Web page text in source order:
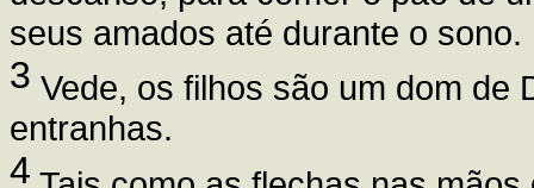
seus amados até durante o sono.
3 Vede, os filhos são um dom de
entranhas.
4